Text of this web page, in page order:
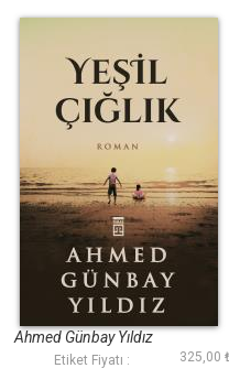
Yeşil Çığlık
Ahmed Günbay Yıldız
Etiket Fiyatı : 325,00